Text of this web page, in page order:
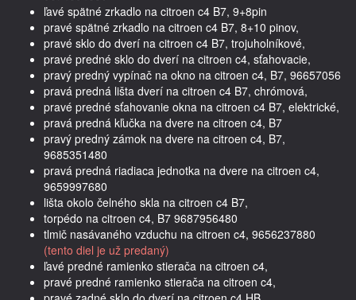
ľavé spätné zrkadlo na citroen c4 B7, 9+8pin
pravé spätné zrkadlo na citroen c4 B7, 8+10 pinov,
pravé sklo do dverí na citroen c4 B7, trojuholníkové,
pravé predné sklo do dverí na citroen c4, sťahovacie,
pravý predný vypínač na okno na citroen c4, B7, 96657056
pravá predná lišta dverí na citroen c4 B7, chrómová,
pravé predné sťahovanie okna na citroen c4 B7, elektrické,
pravá predná kľučka na dvere na citroen c4, B7
pravý predný zámok na dvere na citroen c4, B7,
9685351480
pravá predná riadiaca jednotka na dvere na citroen c4,
9659997680
lišta okolo čelného skla na citroen c4 B7,
torpédo na citroen c4, B7 9687956480
tlmič nasávaného vzduchu na citroen c4, 9656237880
(tento diel je už predaný)
ľavé predné ramienko stierača na citroen c4,
pravé predné ramienko stierača na citroen c4,